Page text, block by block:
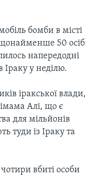
ПЕРШІ 100
бомби в місті
50 осіб
напередодні
у неділю.
іракської влади,
імама Алі, що є
для мільйонів
туди із Іраку та
вбиті особи